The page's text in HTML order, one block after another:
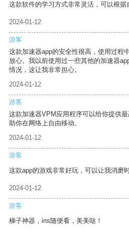
这款软件的学习方式非常灵活，可以根据
2024-01-12
游客
这款加速器app的安全性很高，使用过程
放心。我以前使用过一些其他的加速器
情况，这让我非常担心。
2024-01-12
游客
这款加速器VPM应用程序可以给你提供
助你在网络上自由移动。
2024-01-12
游客
这款app的游戏非常好玩，可以让我消磨时
2024-01-12
游客
梯子神器，ins随便看，美美哒！